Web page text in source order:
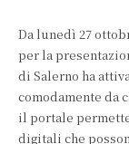
Da lunedì 27
per la
di Salerno ha
comodamente da
il portale
digitali che